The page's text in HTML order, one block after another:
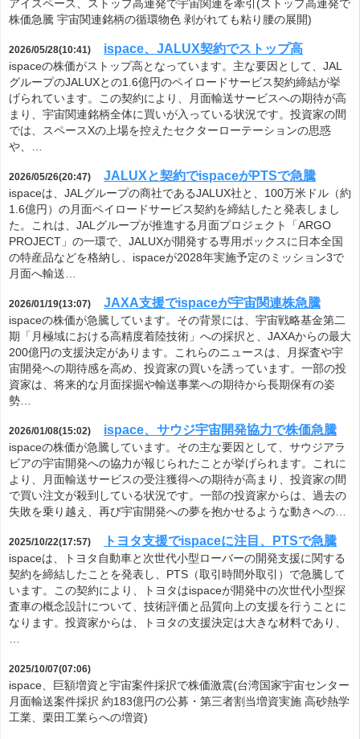
アイスペース、ストップ高連発で宇宙関連を牽引(ストップ高連発で
株価急騰 宇宙関連銘柄の循環物色 剥がれても粘り腰の展開)
2026/05/28(10:41) ispace、JALUX契約でストップ高
ispaceの株価がストップ高となっています。主な要因として、JAL
グループのJALUXとの1.6億円のペイロードサービス契約締結が挙
げられています。この契約により、月面輸送サービスへの期待が高
まり、宇宙関連銘柄全体に買いが入っている状況です。投資家の間
では、スペースXの上場を控えたセクターローテーションの思惑
や、…
2026/05/26(20:47) JALUXと契約でispaceがPTSで急騰
ispaceは、JALグループの商社であるJALUX社と、100万米ドル（約
1.6億円）の月面ペイロードサービス契約を締結したと発表しまし
た。これは、JALグループが推進する月面プロジェクト「ARGO
PROJECT」の一環で、JALUXが開発する専用ボックスに日本全国
の特産品などを格納し、ispaceが2028年実施予定のミッション3で
月面へ輸送…
2026/01/19(13:07) JAXA支援でispaceが宇宙関連株急騰
ispaceの株価が急騰しています。その背景には、宇宙戦略基金第二
期「月極域における高精度着陸技術」への採択と、JAXAからの最大
200億円の支援決定があります。これらのニュースは、月探査や宇
宙開発への期待感を高め、投資家の買いを誘っています。一部の投
資家は、将来的な月面採掘や輸送事業への期待から長期保有の姿
勢…
2026/01/08(15:02) ispace、サウジ宇宙開発協力で株価急騰
ispaceの株価が急騰しています。その主な要因として、サウジアラ
ビアの宇宙開発への協力が報じられたことが挙げられます。これに
より、月面輸送サービスの受注獲得への期待が高まり、投資家の間
で買い注文が殺到している状況です。一部の投資家からは、過去の
失敗を乗り越え、再び宇宙開発への夢を抱かせるような動きへの…
2025/10/22(17:57) トヨタ支援でispaceに注目、PTSで急騰
ispaceは、トヨタ自動車と次世代小型ローバーの開発支援に関する
契約を締結したことを発表し、PTS（取引時間外取引）で急騰して
います。この契約により、トヨタはispaceが開発中の次世代小型探
査車の概念設計について、技術評価と品質向上の支援を行うことに
なります。投資家からは、トヨタの支援決定は大きな材料であり、
…
2025/10/07(07:06)
ispace、巨額増資と宇宙案件採択で株価激震(台湾国家宇宙センター
月面輸送案件採択 約183億円の公募・第三者割当増資実施 高砂熱学
工業、栗田工業らへの増資)